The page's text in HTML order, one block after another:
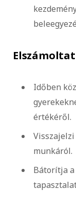
Időben
értékéről.
munkáról.
Bátorítja a